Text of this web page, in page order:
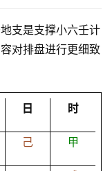
支是支撑小六壬计
对排盘进行更细致
日 时
己 甲